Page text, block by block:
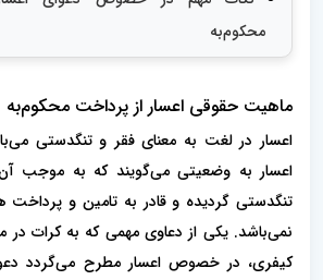
محکوم‌به
ماهیت حقوقی اعسار از پرداخت محکوم‌به
اعسار در لغت به معنای فقر و تنگدستی
اعسار به وضعیتی می‌گویند که به موجب
تنگدستی گردیده و قادر به تامین و
نمی‌باشد. یکی از دعاوی مهمی که به کرات در
کیفری، در خصوص اعسار مطرح می‌گردد